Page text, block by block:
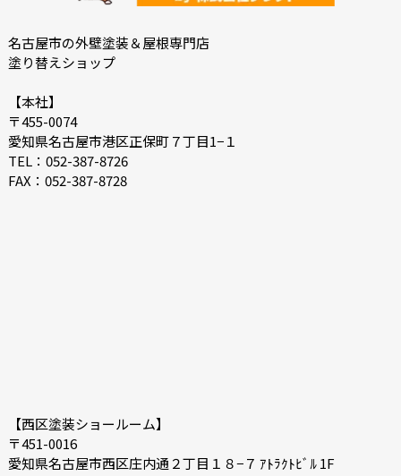
2022-04
2022-03
2022-02
2021-12
2021-04
2021-02
2020-12
名古屋市の外壁塗装＆屋根専門店
塗り替えショップ
【本社】
〒455-0074
愛知県名古屋市港区正保町７丁目1−１
TEL：052-387-8726
FAX：052-387-8728
【西区塗装ショールーム】
〒451-0016
愛知県名古屋市西区庄内通２丁目１８−７ ｱﾄﾗｸﾄﾋﾞﾙ 1F